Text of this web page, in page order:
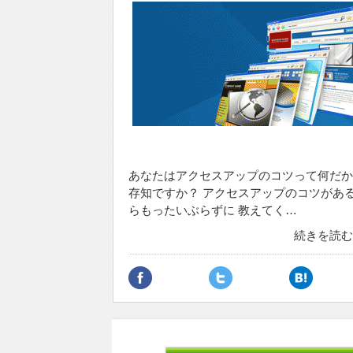
あなたはアクセスアップのコツって何だ
存知ですか？ アクセスアップのコツがあ
らもったいぶらずに 教えてく…
続きを読む